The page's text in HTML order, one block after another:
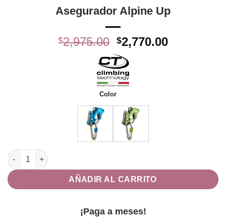
Asegurador Alpine Up
$2,975.00 El
precio
original
era:
$2,975.00.
$2,770.00El
Color
Asegurador Alpine Up cantidad
AÑADIR AL CARRITO
¡Paga a meses!